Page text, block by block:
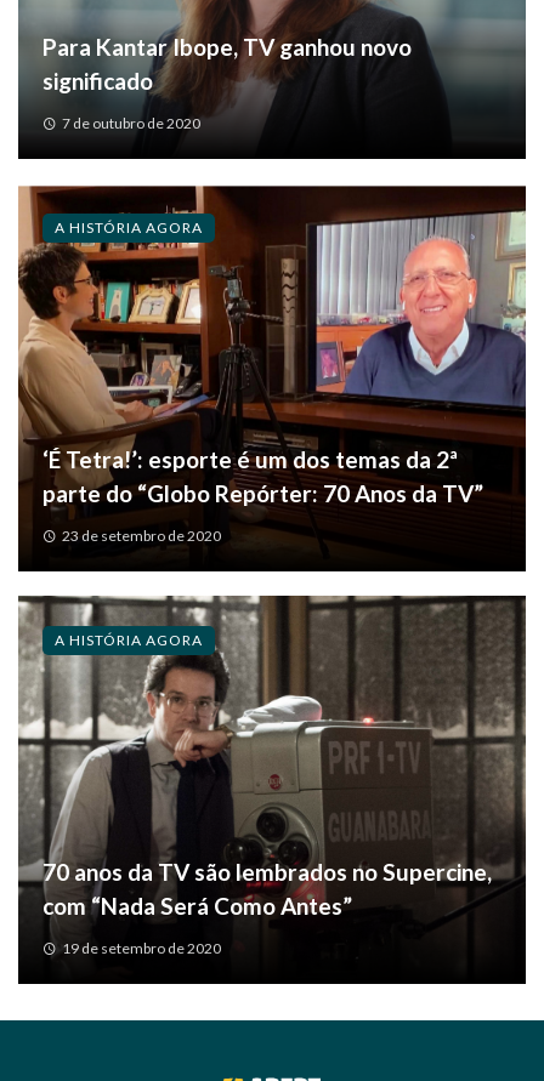
Para Kantar Ibope, TV ganhou novo
significado
7 de outubro de 2020
‘É Tetra!’: esporte é um dos temas da 2ª
parte do “Globo Repórter: 70 Anos da TV”
23 de setembro de 2020
A HISTÓRIA AGORA
70 anos da TV são lembrados no Supercine,
com “Nada Será Como Antes”
19 de setembro de 2020
A HISTÓRIA AGORA